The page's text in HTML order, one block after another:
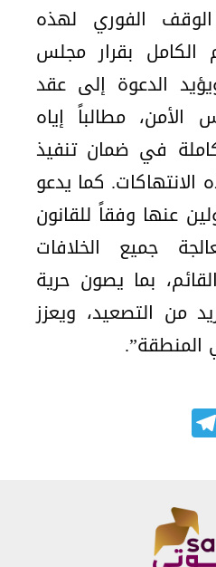
الفوري لهذه
الكامل بقرار مجلس
رقم 2817، ويؤيد الدعوة إلى عقد
مطالباً إياه
في ضمان تنفيذ
الانتهاكات. كما يدعو
عنها وفقاً للقانون
جميع الخلافات
بما يصون حرية
من التصعيد، ويعزز
المنطقة”.